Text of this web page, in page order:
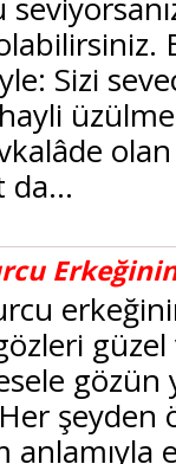
Sizi
da...
şeyden